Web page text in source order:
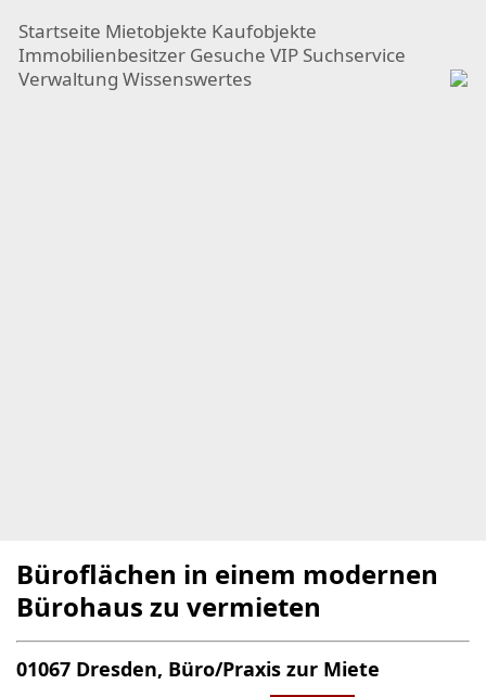
Startseite Mietobjekte Kaufobjekte
Immobilienbesitzer Gesuche VIP Suchservice
Verwaltung Wissenswertes
Büroflächen in einem modernen
Bürohaus zu vermieten
01067 Dresden, Büro/Praxis zur Miete